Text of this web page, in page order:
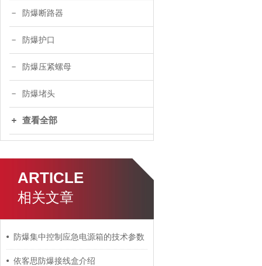
防爆断路器
防爆护口
防爆压紧螺母
防爆堵头
查看全部
ARTICLE
相关文章
防爆集中控制应急电源箱的技术参数
依客思防爆接线盒介绍